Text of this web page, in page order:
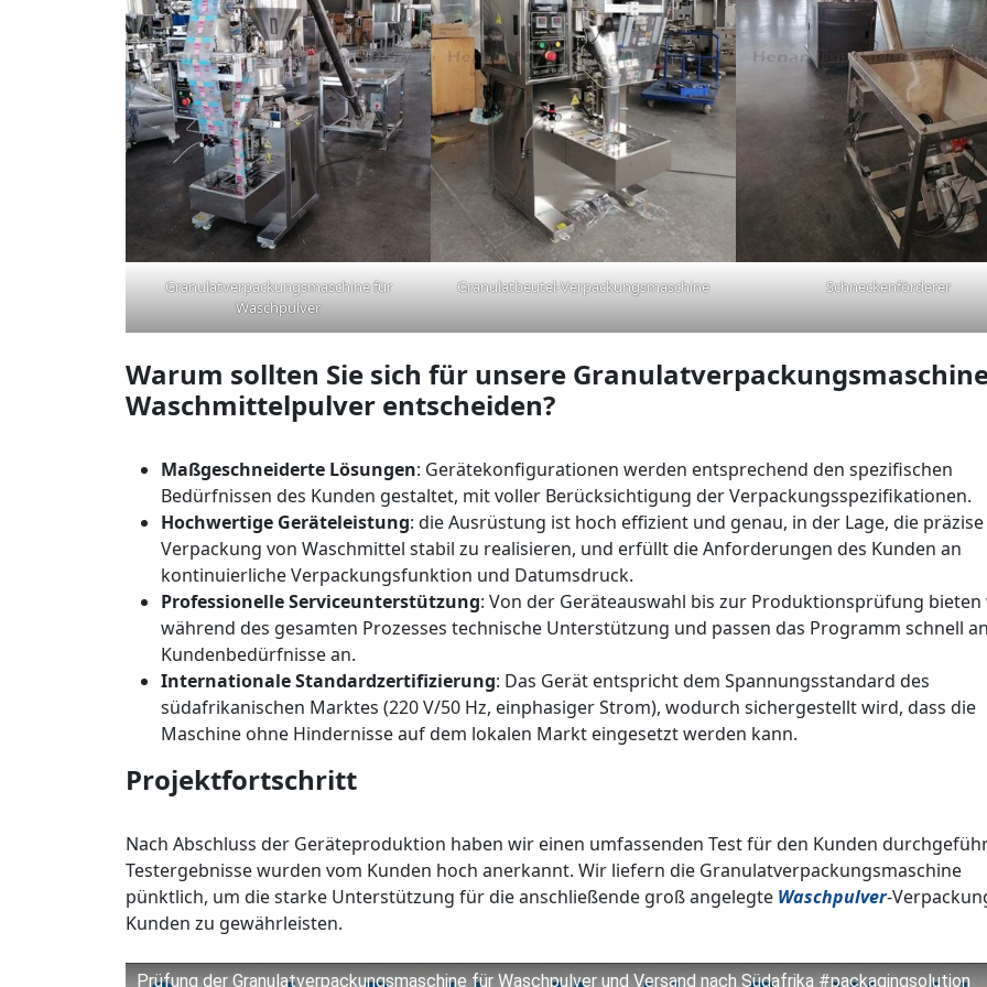
Granulatverpackungsmaschine für
Waschpulver
Granulatbeutel-Verpackungsmaschine Schneckenförderer
Warum sollten Sie sich für unsere
Waschmittelpulver entscheiden?
Maßgeschneiderte Lösungen: Gerätekonfigurationen werden entsprechend den spezifischen
Bedürfnissen des Kunden gestaltet, mit voller Berücksichtigung der Verpackungsspezifikationen.
Hochwertige Geräteleistung: die Ausrüstung ist hoch effizient und genau, in der Lage, die präzise
Verpackung von Waschmittel stabil zu realisieren, und erfüllt die Anforderungen des Kunden an
kontinuierliche Verpackungsfunktion und Datumsdruck.
Professionelle Serviceunterstützung: Von der Geräteauswahl bis zur Produktionsprüfung
während des gesamten Prozesses technische Unterstützung und passen das Programm schnell
Kundenbedürfnisse an.
Internationale Standardzertifizierung: Das Gerät entspricht dem Spannungsstandard des
südafrikanischen Marktes (220 V/50 Hz, einphasiger Strom), wodurch sichergestellt wird, dass die
Maschine ohne Hindernisse auf dem lokalen Markt eingesetzt werden kann.
Projektfortschritt
Nach Abschluss der Geräteproduktion haben wir einen umfassenden Test für den Kunden
Testergebnisse wurden vom Kunden hoch anerkannt. Wir liefern die Granulatverpackungsmaschine
pünktlich, um die starke Unterstützung für die anschließende groß angelegte Waschpulver-
Kunden zu gewährleisten.
Prüfung der Granulatverpackungsmaschine für Waschpulver und Versand nach Südafrika #packagingsolution